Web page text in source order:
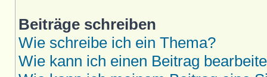
Beiträge schreiben
Wie schreibe ich ein Thema?
Wie kann ich einen Beitrag